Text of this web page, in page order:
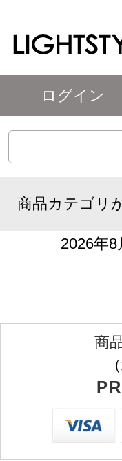
ログイン
商品カテゴリ
2026年
商